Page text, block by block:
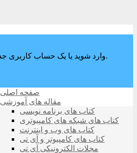
وارد شوید یا یک حساب کاربری جدید ایجاد کنید.
صفحه اصلی
مقاله های آموزشی
کتاب های برنامه نویسی
کتاب های شبکه های کامپیوتری
کتاب های وب و اینترنت
کتاب های کامپیوتر و آی تی
مجلات الکترونیکی آی تی